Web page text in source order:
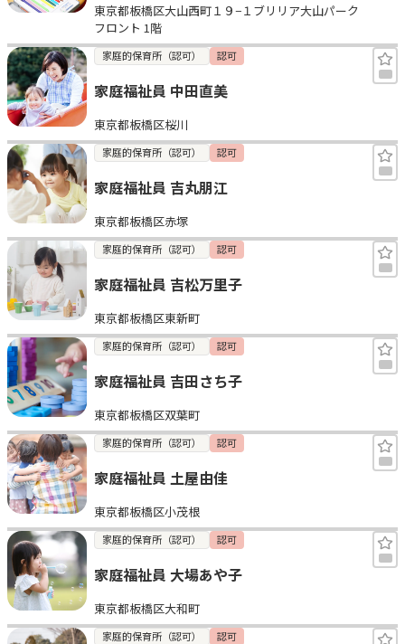
東京都板橋区大山西町１９−１ブリリア大山パーク
フロント 1階
家庭的保育所（認可） 認可
家庭福祉員 中田直美
東京都板橋区桜川
家庭的保育所（認可） 認可
家庭福祉員 吉丸朋江
東京都板橋区赤塚
家庭的保育所（認可） 認可
家庭福祉員 吉松万里子
東京都板橋区東新町
家庭的保育所（認可） 認可
家庭福祉員 吉田さち子
東京都板橋区双葉町
家庭的保育所（認可） 認可
家庭福祉員 土屋由佳
東京都板橋区小茂根
家庭的保育所（認可） 認可
家庭福祉員 大場あや子
東京都板橋区大和町
家庭的保育所（認可） 認可